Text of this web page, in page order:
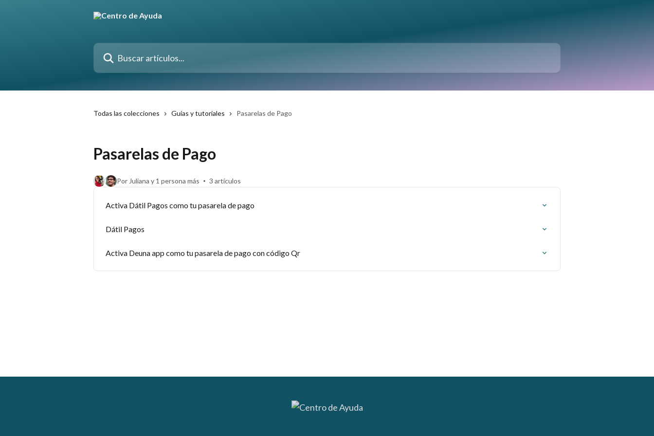
Buscar artículos...
Todas las colecciones Guías y tutoriales Pasarelas de Pago
Pasarelas de Pago
Por Juliana y 1 persona más 3 artículos
Activa Dátil Pagos como tu pasarela de pago
Dátil Pagos
Activa Deuna app como tu pasarela de pago con código Qr